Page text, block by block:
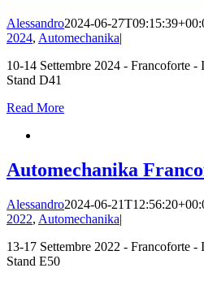
Alessandro2024-06-
2024, Automechanika|
10-14 Settembre 2024 - Francoforte
Stand D41
Read More
Automechanika
Alessandro2024-06-
2022, Automechanika|
13-17 Settembre 2022 - Francoforte
Stand E50